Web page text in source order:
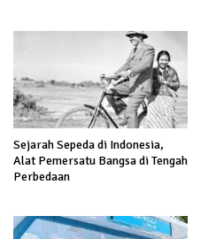
Sejarah Sepeda di Indonesia,
Alat Pemersatu Bangsa di Tengah
Perbedaan